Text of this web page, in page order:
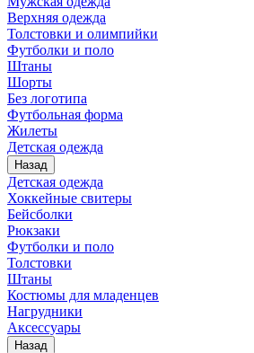
Верхняя одежда
Толстовки и олимпийки
Футболки и поло
Штаны
Шорты
Без логотипа
Футбольная форма
Жилеты
Детская одежда
Назад
Детская одежда
Хоккейные свитеры
Бейсболки
Рюкзаки
Футболки и поло
Толстовки
Штаны
Костюмы для младенцев
Нагрудники
Аксессуары
Назад